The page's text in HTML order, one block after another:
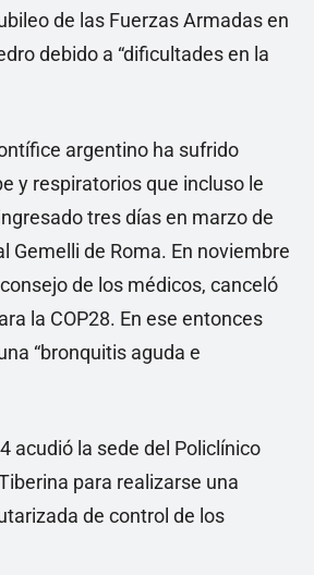
de las Fuerzas Armadas en
debido a “dificultades en la
argentino ha sufrido
y respiratorios que incluso le
tres días en marzo de
Gemelli de Roma. En noviembre
de los médicos, canceló
la COP28. En ese entonces
“bronquitis aguda e
acudió la sede del Policlínico
para realizarse una
de control de los